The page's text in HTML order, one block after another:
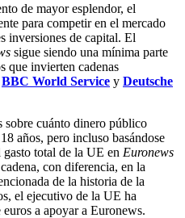
de mayor esplendor, el
para competir en el mercado
inversiones de capital. El
sigue siendo una mínima parte
que invierten cadenas
BBC World Service y Deutsche
sobre cuánto dinero público
años, pero incluso basándose
gasto total de la UE en Euronews
con diferencia, en la
de la historia de la
el ejecutivo de la UE ha
a apoyar a Euronews.